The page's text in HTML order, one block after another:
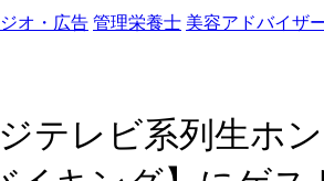
オ・広告 管理栄養士 美容アドバイザ